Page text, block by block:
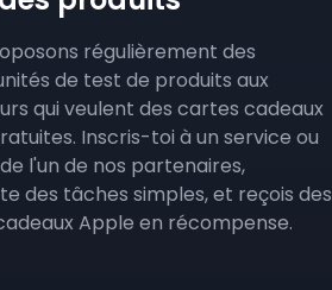
régulièrement des
de test de produits aux
qui veulent des cartes cadeaux
Inscris-toi à un service ou
l'un de nos partenaires,
des tâches simples, et reçois des
Apple en récompense.